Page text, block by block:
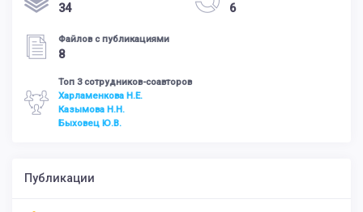
34 6
Файлов с публикациями
8
Топ 3 сотрудников-соавторов
Харламенкова Н.Е.
Казымова Н.Н.
Быховец Ю.В.
Публикации